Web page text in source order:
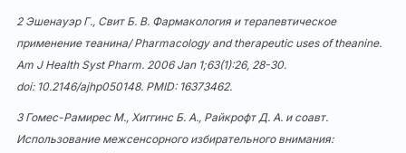
2 Эшенауэр Г., Свит Б. В. Фармакология и терапевтическое
применение теанина/ Pharmacology and therapeutic uses of theanine.
Am J Health Syst Pharm. 2006 Jan 1;63(1):26, 28-30.
doi: 10.2146/ajhp050148. PMID: 16373462.
3 Гомес-Рамирес М., Хиггинс Б. А., Райкрофт Д. А. и соавт.
Использование межсенсорного избирательного внимания: